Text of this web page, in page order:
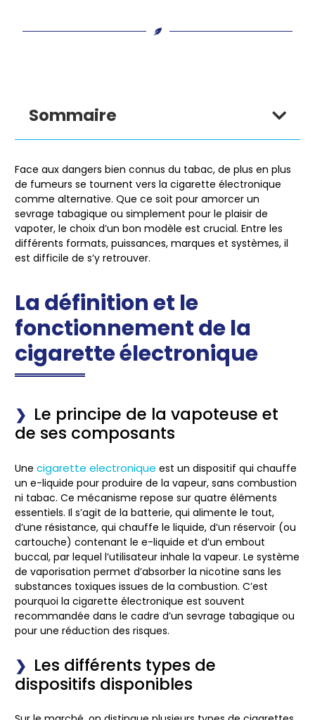
Sommaire
Face aux dangers bien connus du tabac, de plus en plus
de fumeurs se tournent vers la cigarette électronique
comme alternative. Que ce soit pour amorcer un
sevrage tabagique ou simplement pour le plaisir de
vapoter, le choix d’un bon modèle est crucial. Entre les
différents formats, puissances, marques et systèmes, il
est difficile de s’y retrouver.
La définition et le
fonctionnement de la
cigarette électronique
Le principe de la vapoteuse et
de ses composants
Une cigarette electronique est un dispositif qui chauffe
un e-liquide pour produire de la vapeur, sans combustion
ni tabac. Ce mécanisme repose sur quatre éléments
essentiels. Il s’agit de la batterie, qui alimente le tout,
d’une résistance, qui chauffe le liquide, d’un réservoir (ou
cartouche) contenant le e-liquide et d’un embout
buccal, par lequel l’utilisateur inhale la vapeur. Le système
de vaporisation permet d’absorber la nicotine sans les
substances toxiques issues de la combustion. C’est
pourquoi la cigarette électronique est souvent
recommandée dans le cadre d’un sevrage tabagique ou
pour une réduction des risques.
Les différents types de
dispositifs disponibles